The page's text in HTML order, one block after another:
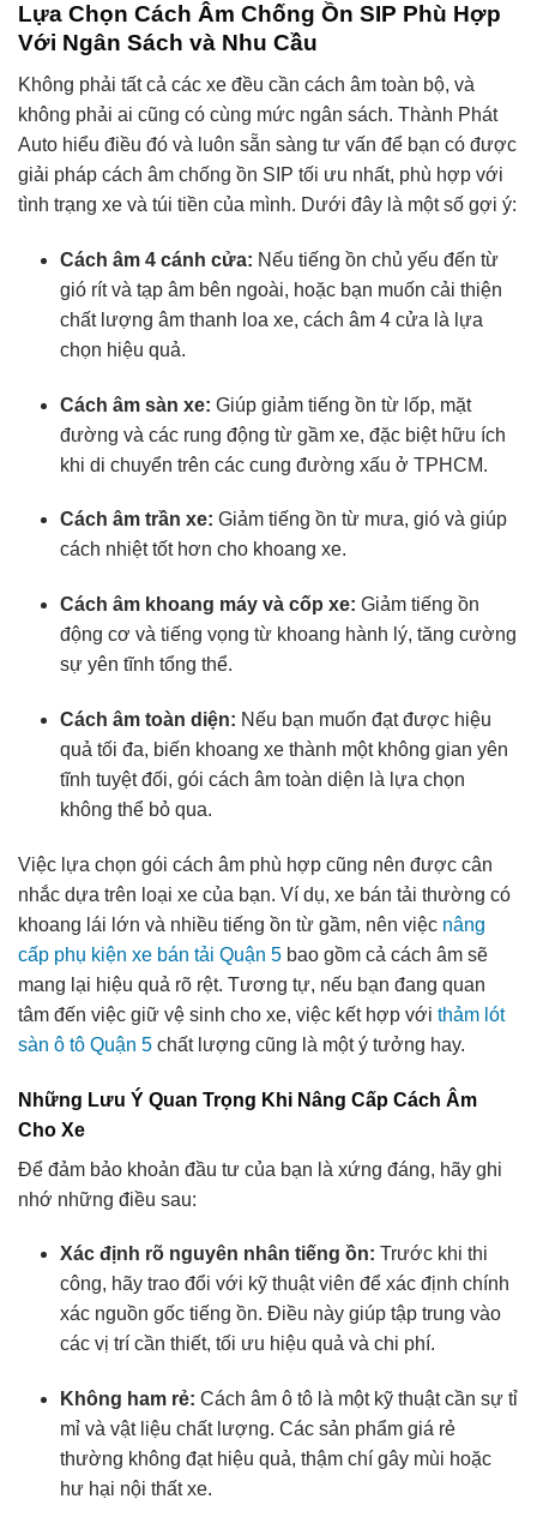
Lựa Chọn Cách Âm Chống Ồn SIP Phù Hợp
Với Ngân Sách và Nhu Cầu
Không phải tất cả các xe đều cần cách âm toàn bộ, và
không phải ai cũng có cùng mức ngân sách. Thành Phát
Auto hiểu điều đó và luôn sẵn sàng tư vấn để bạn có được
giải pháp cách âm chống ồn SIP tối ưu nhất, phù hợp với
tình trạng xe và túi tiền của mình. Dưới đây là một số gợi ý:
Cách âm 4 cánh cửa: Nếu tiếng ồn chủ yếu đến từ
gió rít và tạp âm bên ngoài, hoặc bạn muốn cải thiện
chất lượng âm thanh loa xe, cách âm 4 cửa là lựa
chọn hiệu quả.
Cách âm sàn xe: Giúp giảm tiếng ồn từ lốp, mặt
đường và các rung động từ gầm xe, đặc biệt hữu ích
khi di chuyển trên các cung đường xấu ở TPHCM.
Cách âm trần xe: Giảm tiếng ồn từ mưa, gió và giúp
cách nhiệt tốt hơn cho khoang xe.
Cách âm khoang máy và cốp xe: Giảm tiếng ồn
động cơ và tiếng vọng từ khoang hành lý, tăng cường
sự yên tĩnh tổng thể.
Cách âm toàn diện: Nếu bạn muốn đạt được hiệu
quả tối đa, biến khoang xe thành một không gian yên
tĩnh tuyệt đối, gói cách âm toàn diện là lựa chọn
không thể bỏ qua.
Việc lựa chọn gói cách âm phù hợp cũng nên được cân
nhắc dựa trên loại xe của bạn. Ví dụ, xe bán tải thường có
khoang lái lớn và nhiều tiếng ồn từ gầm, nên việc nâng
cấp phụ kiện xe bán tải Quận 5 bao gồm cả cách âm sẽ
mang lại hiệu quả rõ rệt. Tương tự, nếu bạn đang quan
tâm đến việc giữ vệ sinh cho xe, việc kết hợp với thảm lót
sàn ô tô Quận 5 chất lượng cũng là một ý tưởng hay.
Những Lưu Ý Quan Trọng Khi Nâng Cấp Cách Âm
Cho Xe
Để đảm bảo khoản đầu tư của bạn là xứng đáng, hãy ghi
nhớ những điều sau:
Xác định rõ nguyên nhân tiếng ồn: Trước khi thi
công, hãy trao đổi với kỹ thuật viên để xác định chính
xác nguồn gốc tiếng ồn. Điều này giúp tập trung vào
các vị trí cần thiết, tối ưu hiệu quả và chi phí.
Không ham rẻ: Cách âm ô tô là một kỹ thuật cần sự tỉ
mỉ và vật liệu chất lượng. Các sản phẩm giá rẻ
thường không đạt hiệu quả, thậm chí gây mùi hoặc
hư hại nội thất xe.